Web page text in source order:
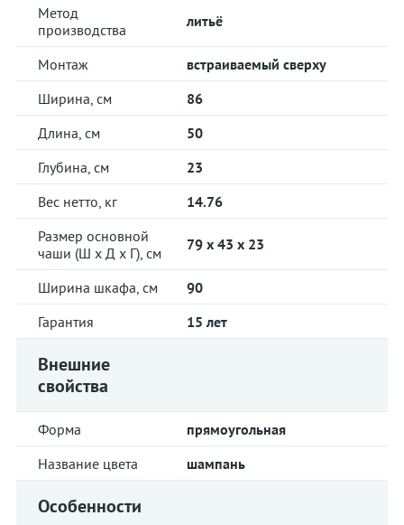
Метод
производства
литьё
Монтаж
встраиваемый сверху
Ширина, см
86
Длина, см
50
Глубина, см
23
Вес нетто, кг
14.76
Размер основной
чаши (Ш х Д х Г), см
79 x 43 x 23
Ширина шкафа, см
90
Гарантия
15 лет
Внешние
свойства
Форма
прямоугольная
Название цвета
шампань
Особенности